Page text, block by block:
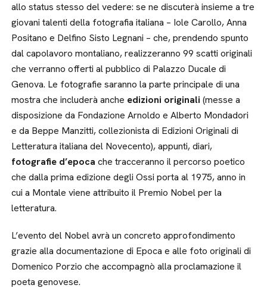
allo status stesso del vedere: se ne discuterà insieme a tre
giovani talenti della fotografia italiana – Iole Carollo, Anna
Positano e Delfino Sisto Legnani – che, prendendo spunto
dal capolavoro montaliano, realizzeranno 99 scatti originali
che verranno offerti al pubblico di Palazzo Ducale di
Genova. Le fotografie saranno la parte principale di una
mostra che includerà anche edizioni originali(messe a
disposizione da Fondazione Arnoldo e Alberto Mondadori
e da Beppe Manzitti, collezionista di Edizioni Originali di
Letteratura italiana del Novecento), appunti, diari,
fotografie d’epoca che tracceranno il percorso poetico
che dalla prima edizione degli Ossi porta al 1975, anno in
cui a Montale viene attribuito il Premio Nobel per la
letteratura.
L’evento del Nobel avrà un concreto approfondimento
grazie alla documentazione di Epoca e alle foto originali di
Domenico Porzio che accompagnò alla proclamazione il
poeta genovese.